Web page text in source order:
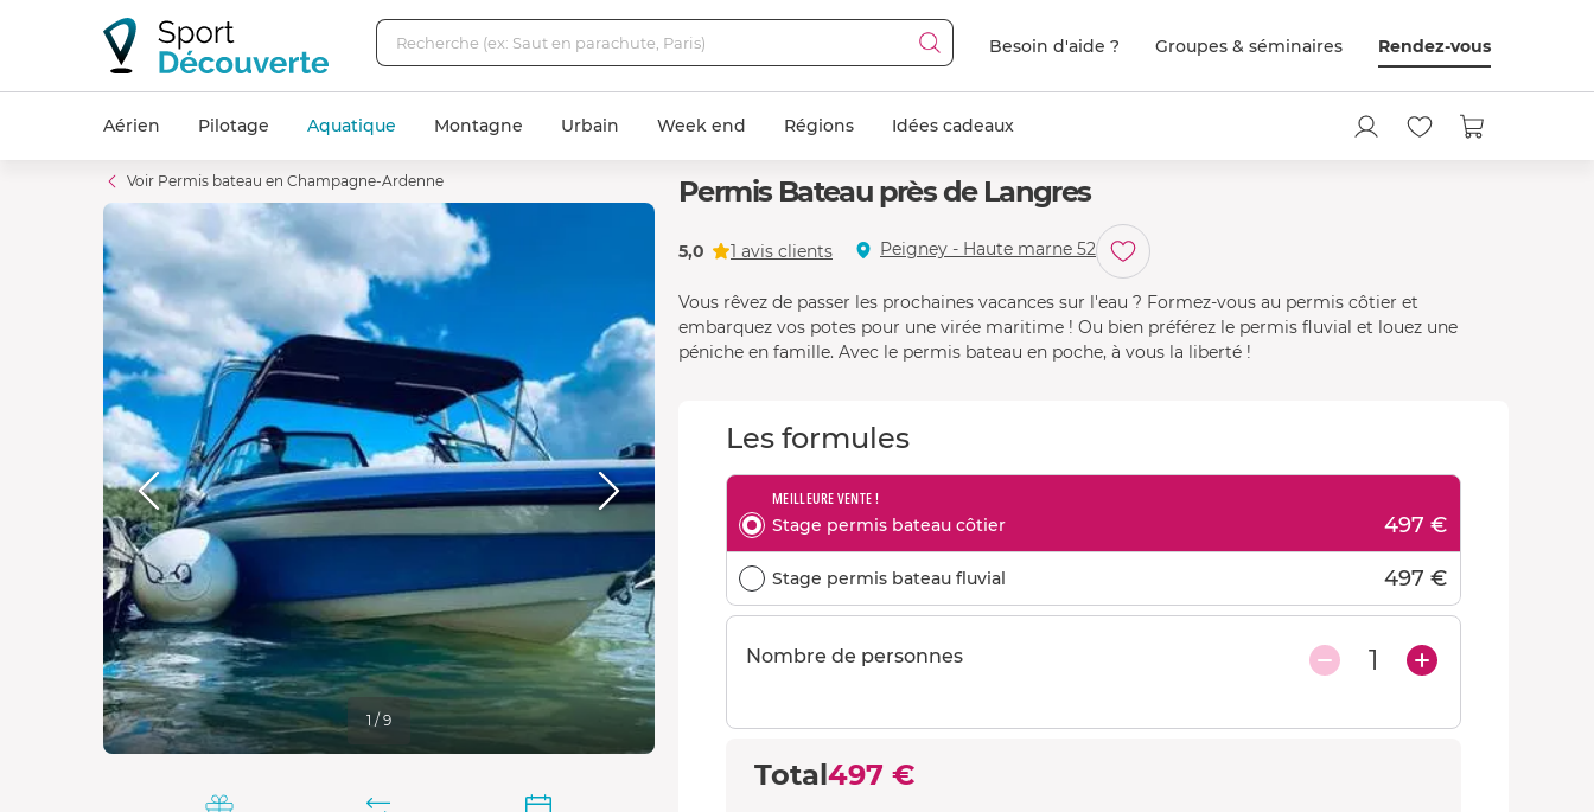
Besoin d'aide ? Groupes & séminaires Rendez-vous
Aérien Pilotage Aquatique Montagne Urbain Week end Régions Idées cadeaux
Permis Bateau près de Langres
5,0 1 avis clients Peigney - Haute marne 52
Vous rêvez de passer les prochaines vacances sur l'eau ? Formez-vous au permis côtier et
embarquez vos potes pour une virée maritime ! Ou bien préférez le permis fluvial et louez une
péniche en famille. Avec le permis bateau en poche, à vous la liberté !
Les formules
MEILLEURE VENTE !
Stage permis bateau côtier 497 €
Stage permis bateau fluvial 497 €
Nombre de personnes 1
Total497 €
Voir Permis bateau en Champagne-Ardenne
1 / 9